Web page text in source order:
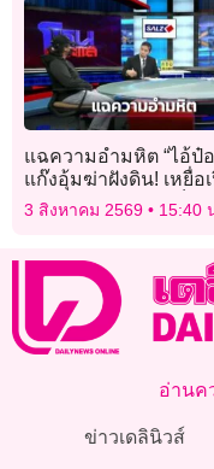
แฉความอำมหิต “ไอ้ป๋อ
แก๊งอุ้มฆ่าฝังดิน! เหยื่อ
หน้าเล่าฝันร้าย ถูกล็อก
3 สิงหาคม 2569 15:40
อ่านค
ข่าวเดลินิวส์